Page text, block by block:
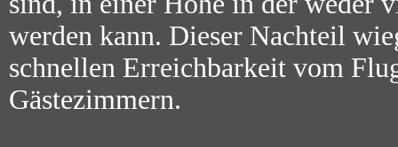
werden kann. Dieser Nachteil
schnellen Erreichbarkeit vom
Gästezimmern.